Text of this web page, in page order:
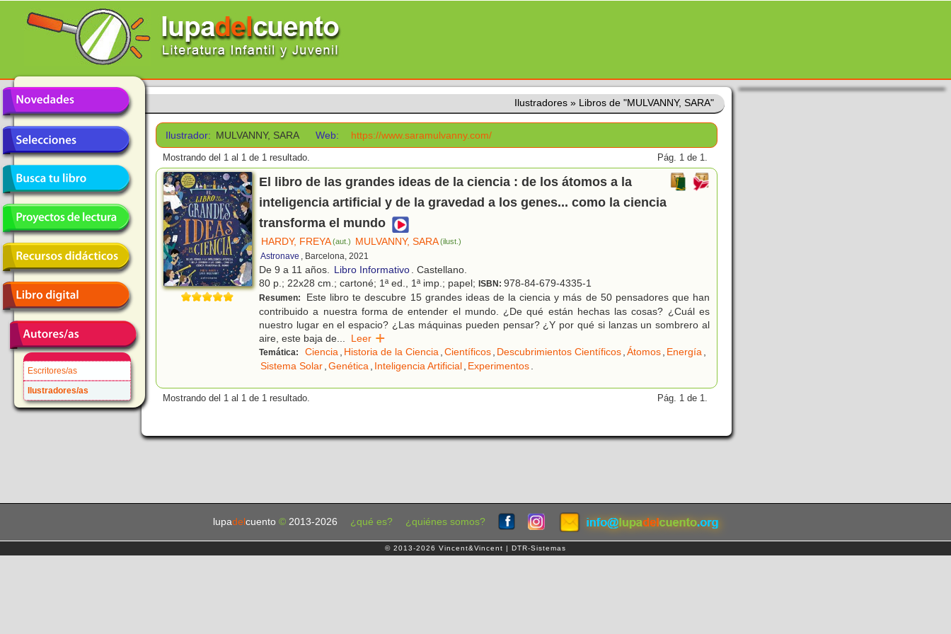
Escritores/as
Ilustradores/as
Ilustradores » Libros de "MULVANNY, SARA"
Ilustrador: MULVANNY, SARA Web: https://www.saramulvanny.com/
Mostrando del 1 al 1 de 1 resultado. Pág. 1 de 1.
El libro de las grandes ideas de la ciencia : de los átomos a la
inteligencia artificial y de la gravedad a los genes... como la ciencia
transforma el mundo
HARDY, FREYA(aut.) MULVANNY, SARA(ilust.)
Astronave , Barcelona, 2021
De 9 a 11 años. Libro Informativo. Castellano.
80 p.; 22x28 cm.; cartoné; 1ª ed., 1ª imp.; papel; ISBN: 978-84-679-4335-1
Resumen:
Este libro te descubre 15 grandes ideas de la ciencia y más de 50 pensadores que han
contribuido a nuestra forma de entender el mundo. ¿De qué están hechas las cosas? ¿Cuál es
nuestro lugar en el espacio? ¿Las máquinas pueden pensar? ¿Y por qué si lanzas un sombrero al
aire, este baja de... Leer
Temática: Ciencia, Historia de la Ciencia,Científicos, Descubrimientos Científicos,Átomos, Energía,
Sistema Solar,Genética, Inteligencia Artificial, Experimentos.
Mostrando del 1 al 1 de 1 resultado. Pág. 1 de 1.
lupadel cuento © 2013-2026 ¿qué es? ¿quiénes somos?
© 2013-2026 Vincent&Vincent | DTR-Sistemas